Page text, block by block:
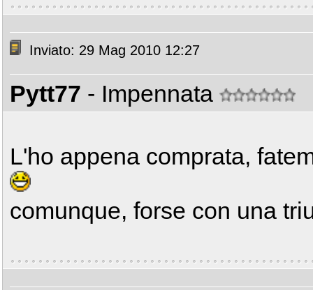
Inviato: 29 Mag 2010 12:27
Pytt77 - Impennata
L'ho appena comprata,
comunque, forse con una